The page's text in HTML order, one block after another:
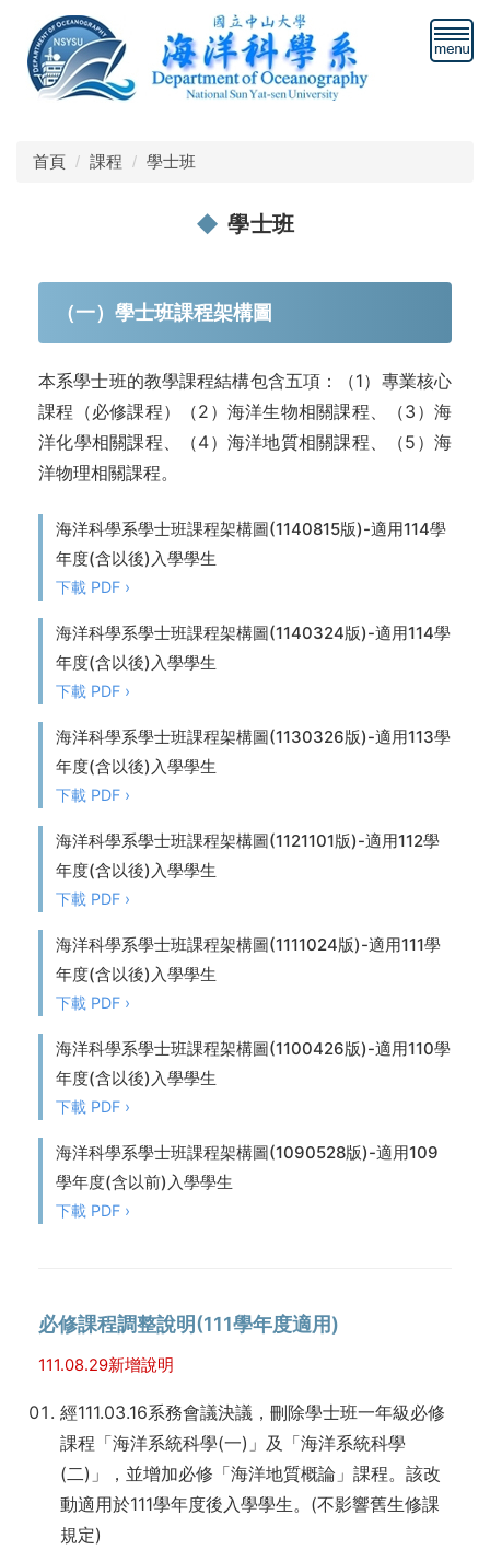
首頁 課程 學士班
學士班
（一）學士班課程架構圖
本系學士班的教學課程結構包含五項：（1）專業核心
課程（必修課程）（2）海洋生物相關課程、（3）海
洋化學相關課程、（4）海洋地質相關課程、（5）海
洋物理相關課程。
海洋科學系學士班課程架構圖(1140815版)-適用114學
年度(含以後)入學學生
下載 PDF ›
海洋科學系學士班課程架構圖(1140324版)-適用114學
年度(含以後)入學學生
下載 PDF ›
海洋科學系學士班課程架構圖(1130326版)-適用113學
年度(含以後)入學學生
下載 PDF ›
海洋科學系學士班課程架構圖(1121101版)-適用112學
年度(含以後)入學學生
下載 PDF ›
海洋科學系學士班課程架構圖(1111024版)-適用111學
年度(含以後)入學學生
下載 PDF ›
海洋科學系學士班課程架構圖(1100426版)-適用110學
年度(含以後)入學學生
下載 PDF ›
海洋科學系學士班課程架構圖(1090528版)-適用109
學年度(含以前)入學學生
下載 PDF ›
必修課程調整說明(111學年度適用)
111.08.29新增說明
經111.03.16系務會議決議，刪除學士班一年級必修
課程「海洋系統科學(一)」及「海洋系統科學
(二)」，並增加必修「海洋地質概論」課程。該改
動適用於111學年度後入學學生。(不影響舊生修課
規定)